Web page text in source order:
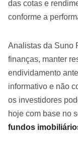
das cotas e
conforme a
Analistas da Suno
finanças, manter
endividamento
informativo e não
os investidores
hoje com base no
fundos